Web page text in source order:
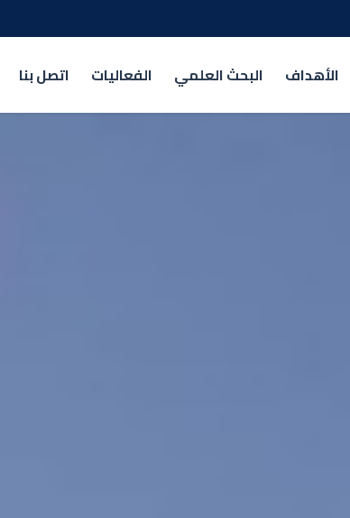
الأهداف البحث العلمي الفعاليات اتصل بنا